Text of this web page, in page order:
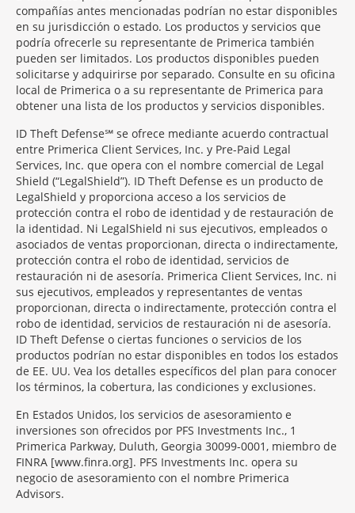
compañías antes mencionadas podrían no estar disponibles
en su jurisdicción o estado. Los productos y servicios que
podría ofrecerle su representante de Primerica también
pueden ser limitados. Los productos disponibles pueden
solicitarse y adquirirse por separado. Consulte en su oficina
local de Primerica o a su representante de Primerica para
obtener una lista de los productos y servicios disponibles.
ID Theft Defense℠ se ofrece mediante acuerdo contractual
entre Primerica Client Services, Inc. y Pre-Paid Legal
Services, Inc. que opera con el nombre comercial de Legal
Shield (“LegalShield”). ID Theft Defense es un producto de
LegalShield y proporciona acceso a los servicios de
protección contra el robo de identidad y de restauración de
la identidad. Ni LegalShield ni sus ejecutivos, empleados o
asociados de ventas proporcionan, directa o indirectamente,
protección contra el robo de identidad, servicios de
restauración ni de asesoría. Primerica Client Services, Inc. ni
sus ejecutivos, empleados y representantes de ventas
proporcionan, directa o indirectamente, protección contra el
robo de identidad, servicios de restauración ni de asesoría.
ID Theft Defense o ciertas funciones o servicios de los
productos podrían no estar disponibles en todos los estados
de EE. UU. Vea los detalles específicos del plan para conocer
los términos, la cobertura, las condiciones y exclusiones.
En Estados Unidos, los servicios de asesoramiento e
inversiones son ofrecidos por PFS Investments Inc., 1
Primerica Parkway, Duluth, Georgia 30099-0001, miembro de
FINRA [www.finra.org]. PFS Investments Inc. opera su
negocio de asesoramiento con el nombre Primerica
Advisors.